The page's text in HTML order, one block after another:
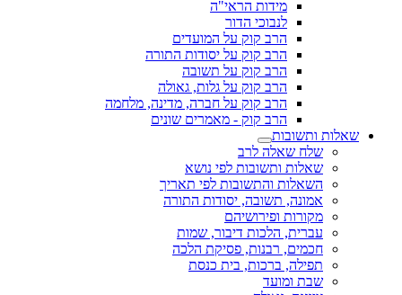
מידות הראי"ה
לנבוכי הדור
הרב קוק על המועדים
הרב קוק על יסודות התורה
הרב קוק על תשובה
הרב קוק על גלות, גאולה
הרב קוק על חברה, מדינה, מלחמה
הרב קוק - מאמרים שונים
שאלות ותשובות
שלח שאלה לרב
שאלות ותשובות לפי נושא
השאלות והתשובות לפי תאריך
אמונה, תשובה, יסודות התורה
מקורות ופירושיהם
עברית, הלכות דיבור, שמות
חכמים, רבנות, פסיקת הלכה
תפילה, ברכות, בית כנסת
שבת ומועד